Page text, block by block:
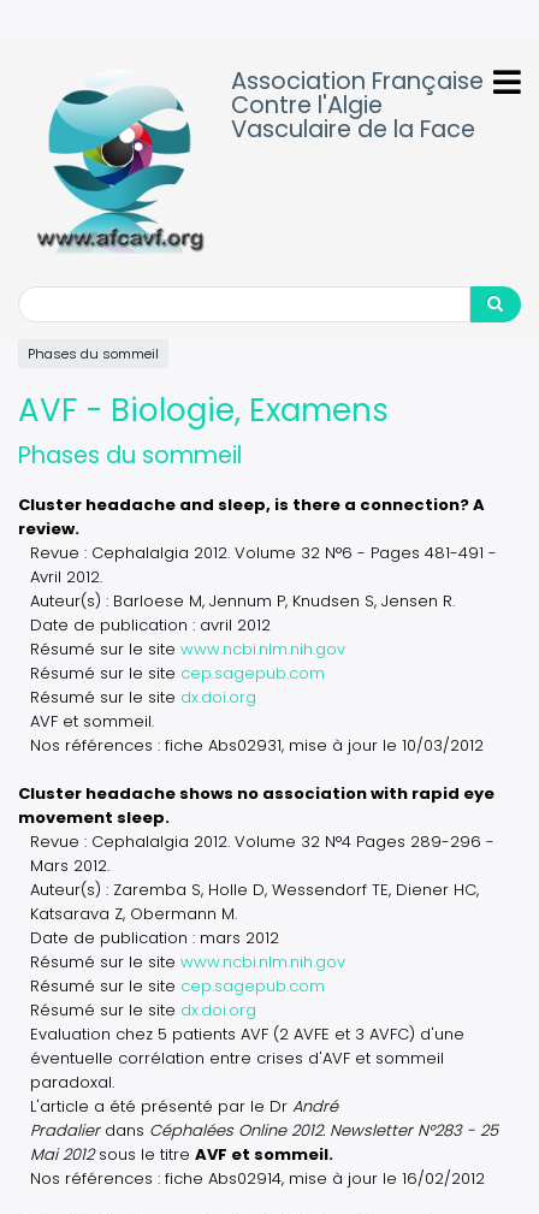
Association Française
Contre l'Algie
Vasculaire de la Face
Search
Search
Phases du sommeil
AVF - Biologie, Examens
Phases du sommeil
Cluster headache and sleep, is there a connection? A
review.
Revue : Cephalalgia 2012. Volume 32 N°6 - Pages 481-491 -
Avril 2012.
Auteur(s) : Barloese M, Jennum P, Knudsen S, Jensen R.
Date de publication : avril 2012
Résumé sur le site www.ncbi.nlm.nih.gov
Résumé sur le site cep.sagepub.com
Résumé sur le site dx.doi.org
AVF et sommeil.
Nos références : fiche Abs02931, mise à jour le 10/03/2012
Cluster headache shows no association with rapid eye
movement sleep.
Revue : Cephalalgia 2012. Volume 32 N°4 Pages 289-296 -
Mars 2012.
Auteur(s) : Zaremba S, Holle D, Wessendorf TE, Diener HC,
Katsarava Z, Obermann M.
Date de publication : mars 2012
Résumé sur le site www.ncbi.nlm.nih.gov
Résumé sur le site cep.sagepub.com
Résumé sur le site dx.doi.org
Evaluation chez 5 patients AVF (2 AVFE et 3 AVFC) d'une
éventuelle corrélation entre crises d'AVF et sommeil
paradoxal.
L'article a été présenté par le Dr André
Pradalierdans Céphalées Online 2012. Newsletter N°283 - 25
Mai 2012sous le titre AVF et sommeil.
Nos références : fiche Abs02914, mise à jour le 16/02/2012